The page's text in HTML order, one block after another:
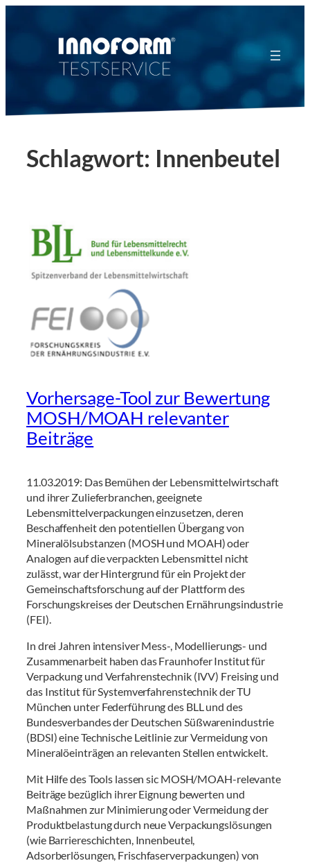
Schlagwort: Innenbeutel
Vorhersage-Tool zur Bewertung
MOSH/MOAH relevanter
Beiträge
11.03.2019: Das Bemühen der Lebensmittelwirtschaft
und ihrer Zulieferbranchen, geeignete
Lebensmittelverpackungen einzusetzen, deren
Beschaffenheit den potentiellen Übergang von
Mineralölsubstanzen (MOSH und MOAH) oder
Analogen auf die verpackten Lebensmittel nicht
zulässt, war der Hintergrund für ein Projekt der
Gemeinschaftsforschung auf der Plattform des
Forschungskreises der Deutschen Ernährungsindustrie
(FEI).
In drei Jahren intensiver Mess-, Modellierungs- und
Zusammenarbeit haben das Fraunhofer Institut für
Verpackung und Verfahrenstechnik (IVV) Freising und
das Institut für Systemverfahrenstechnik der TU
München unter Federführung des BLL und des
Bundesverbandes der Deutschen Süßwarenindustrie
(BDSI) eine Technische Leitlinie zur Vermeidung von
Mineralöeinträgen an relevanten Stellen entwickelt.
Mit Hilfe des Tools lassen sic MOSH/MOAH-relevante
Beiträge bezüglich ihrer Eignung bewerten und
Maßnahmen zur Minimierung oder Vermeidung der
Produktbelastung durch neue Verpackungslösungen
(wie Barriereschichten, Innenbeutel,
Adsorberlösungen, Frischfaserverpackungen) von